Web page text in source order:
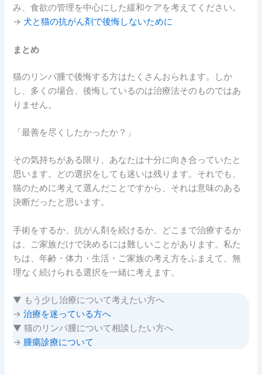
み、食欲の管理を中心にした緩和ケアを考えてください。
→ 犬と猫の抗がん剤で後悔しないために
まとめ
猫のリンパ腫で後悔する方はたくさんおられます。しか
し、多くの場合、後悔しているのは治療法そのものではあ
りません。
「最善を尽くしたかったか？」
その気持ちがある限り、あなたは十分に向き合っていたと
思います。どの選択をしても迷いは残ります。それでも、
猫のために考えて選んだことですから、それは意味のある
決断だったと思います。
手術をするか、抗がん剤を続けるか、どこまで治療するか
は、ご家族だけで決めるには難しいことがあります。私た
ちは、年齢・体力・生活・ご家族の考え方をふまえて、無
理なく続けられる選択を一緒に考えます。
▼ もう少し治療について考えたい方へ
→治療を迷っている方へ
▼ 猫のリンパ腫について相談したい方へ
→ 腫瘍診療について